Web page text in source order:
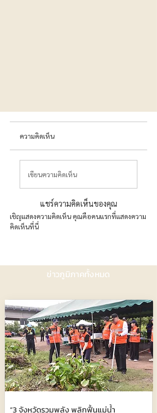
ความคิดเห็น
เขียนความคิดเห็น
แชร์ความคิดเห็นของคุณ
เชิญแสดงความคิดเห็น คุณคือคนแรกที่แสดงความ
คิดเห็นที่นี่
ข่าวภูมิภาคทั้งหมด
“3 จังหวัดรวมพลัง พลิกฟื้นแม่น้ำ